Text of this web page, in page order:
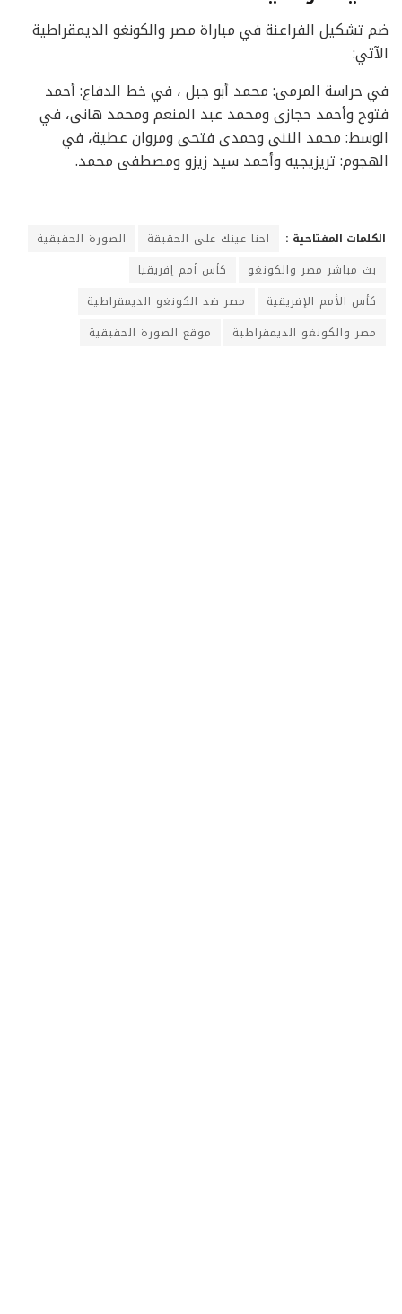
ضم تشكيل الفراعنة في مباراة مصر والكونغو الديمقراطية
الآتي:
في حراسة المرمى: محمد أبو جبل ، في خط الدفاع: أحمد
فتوح وأحمد حجازى ومحمد عبد المنعم ومحمد هانى، في
الوسط: محمد الننى وحمدى فتحى ومروان عطية، في
الهجوم: تريزيجيه وأحمد سيد زيزو ومصطفى محمد.
الكلمات المفتاحية : احنا عينك على الحقيقة
الصورة الحقيقية
بث مباشر مصر والكونغو
كأس أمم إفريقيا
كأس الأمم الإفريقية
مصر ضد الكونغو الديمقراطية
مصر والكونغو الديمقراطية
موقع الصورة الحقيقية